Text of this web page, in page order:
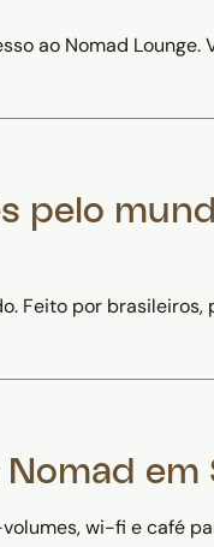
ao Nomad Lounge.
pelo
Feito por brasileiros,
em
wi-fi e café